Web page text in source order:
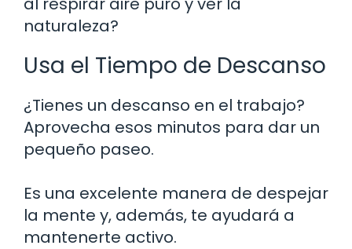
naturaleza?
Usa el Tiempo de Descanso
¿Tienes un descanso en el trabajo?
Aprovecha esos minutos para dar un
pequeño paseo.
Es una excelente manera de despejar
la mente y, además, te ayudará a
mantenerte activo.